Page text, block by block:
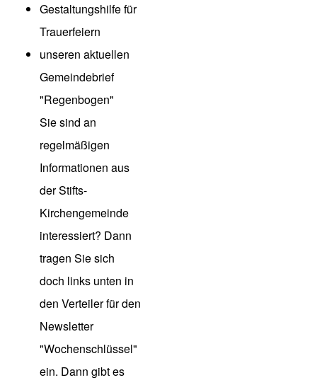
Gestaltungshilfe für
Trauerfeiern
unseren aktuellen
Gemeindebrief
"Regenbogen"
Sie sind an
regelmäßigen
Informationen aus
der Stifts-
Kirchengemeinde
interessiert? Dann
tragen Sie sich
doch links unten in
den Verteiler für den
Newsletter
"Wochenschlüssel"
ein. Dann gibt es